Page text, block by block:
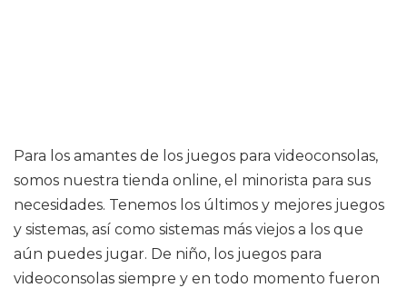
Para los amantes de los juegos para videoconsolas,
somos nuestra tienda online, el minorista para sus
necesidades. Tenemos los últimos y mejores juegos
y sistemas, así como sistemas más viejos a los que
aún puedes jugar. De niño, los juegos para
videoconsolas siempre y en todo momento fueron